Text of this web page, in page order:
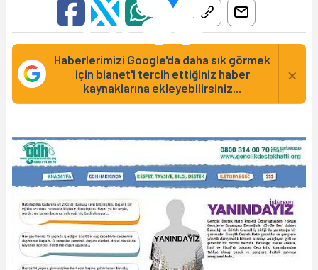
Haberlerimizi Google'da daha sık görmek
için bianet'i tercih ettiğiniz haber
kaynaklarına ekleyebilirsiniz...
×